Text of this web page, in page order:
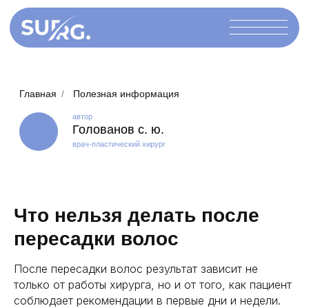
Голованов с. ю.
Что нельзя делать после
пересадки волос
После пересадки волос результат зависит не
только от работы хирурга, но и от того, как пациент
соблюдает рекомендации в первые дни и недели.